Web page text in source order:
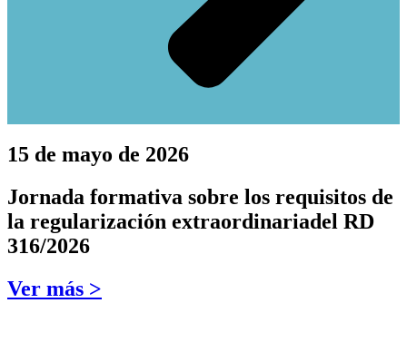
15 de mayo de 2026
Jornada formativa sobre los requisitos de
la regularización extraordinariadel RD
316/2026
Ver más >